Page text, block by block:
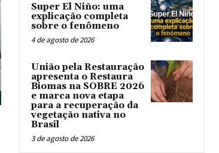
Super El Niño: uma
explicação completa
sobre o fenômeno
4 de agosto de 2026
União pela Restauração
apresenta o Restaura
Biomas na SOBRE 2026
e marca nova etapa
para a recuperação da
vegetação nativa no
Brasil
3 de agosto de 2026